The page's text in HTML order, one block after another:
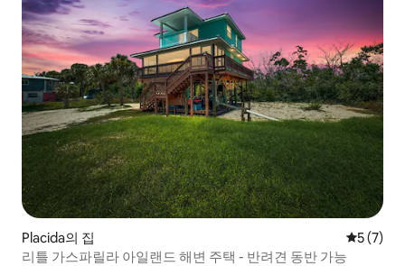
Placida의 집 평점 5점
5 (7)
리틀 가스파릴라 아일랜드 해변 주택 - 반려견 동반 가능